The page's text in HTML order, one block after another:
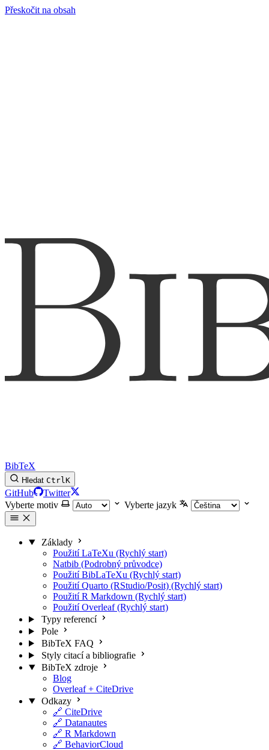
Přeskočit na obsah
BibTeX
Hledat CtrlK
GitHub
Twitter
Vyberte motiv
Vyberte jazyk
Základy
Použití LaTeXu (Rychlý start)
Natbib (Podrobný průvodce)
Použití BibLaTeXu (Rychlý start)
Použití Quarto (RStudio/Posit) (Rychlý start)
Použití R Markdown (Rychlý start)
Použití Overleaf (Rychlý start)
Typy referencí
Pole
BibTeX FAQ
Styly citací a bibliografie
BibTeX zdroje
Blog
Overleaf + CiteDrive
Odkazy
🔗 CiteDrive
🔗 Datanautes
🔗 R Markdown
🔗 BehaviorCloud